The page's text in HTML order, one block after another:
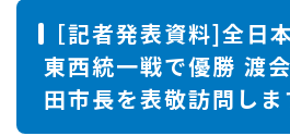
本
［記者発表資料]全日
東西統一戦で優勝 渡
田市長を表敬訪問しま